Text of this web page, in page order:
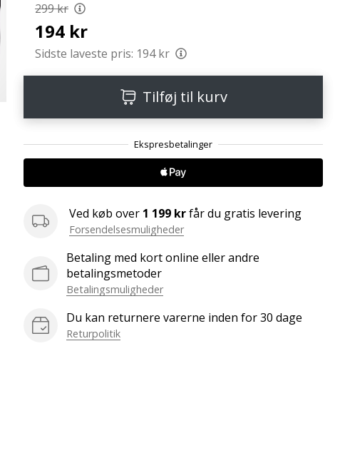
299 kr
194 kr
Sidste laveste pris: 194 kr
Tilføj til kurv
Ved køb over 1 199 krfår du gratis levering
Forsendelsesmuligheder
Betaling med kort online eller andre
betalingsmetoder
Betalingsmuligheder
Du kan returnere varerne inden for 30 dage
Returpolitik